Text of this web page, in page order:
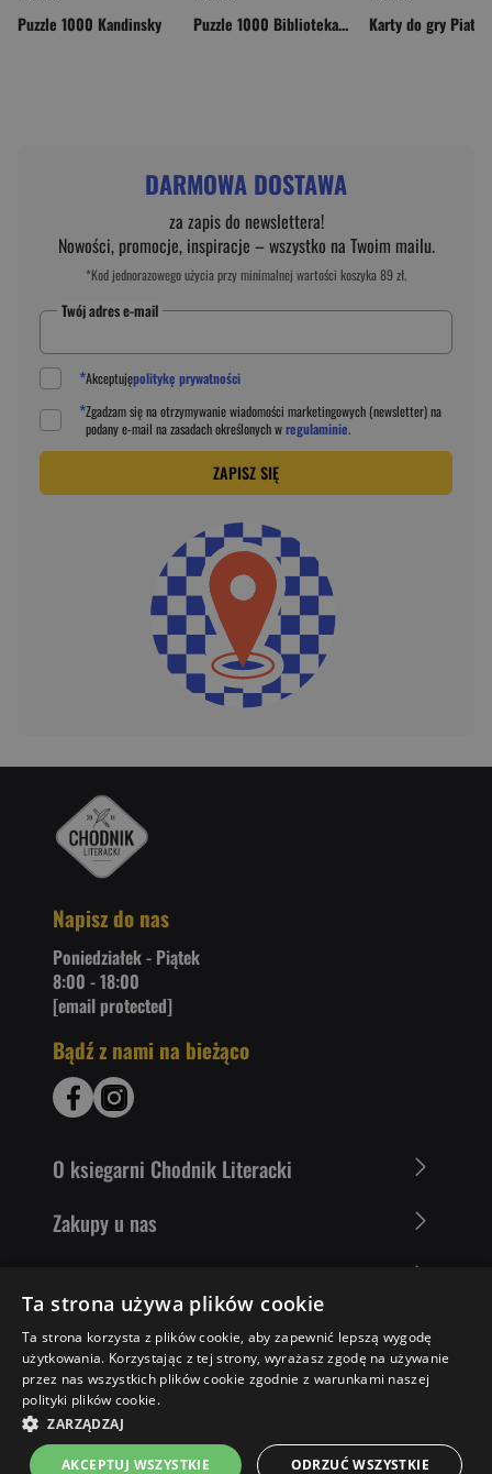
29,99 ZŁ
Puzzle 1000 Kandinsky Puzzle 1000 Biblioteka Św. Floriana
DARMOWA DOSTAWA
za zapis do newslettera!
Nowości, promocje, inspiracje – wszystko na Twoim mailu.
*Kod jednorazowego użycia przy minimalnej wartości koszyka 89 zł.
Twój adres e-mail
*Akceptujępolitykę prywatności
*Zgadzam się na otrzymywanie wiadomości marketingowych (newsletter) na
podanye-mail na zasadach określonych wregulaminie.
ZAPISZ SIĘ
Napisz do nas
Poniedziałek - Piątek
8:00 - 18:00
[email protected]
Bądź z nami na bieżąco
O ksiegarni Chodnik Literacki
Zakupy u nas
Literaci polecają
Ta strona używa plików cookie
Ta strona korzysta z plików cookie, aby zapewnić lepszą wygodę
użytkowania. Korzystając z tej strony, wyrażasz zgodę na używanie
przez nas wszystkich plików cookie zgodnie z warunkami naszej
polityki plików cookie.
ZARZĄDZAJ
AKCEPTUJ WSZYSTKIE ODRZUĆ WSZYSTKIE